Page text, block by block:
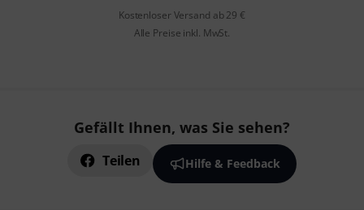
Kostenloser Versand ab 29 €
Alle Preise inkl. MwSt.
Gefällt Ihnen, was Sie sehen?
Teilen Hilfe & Feedback